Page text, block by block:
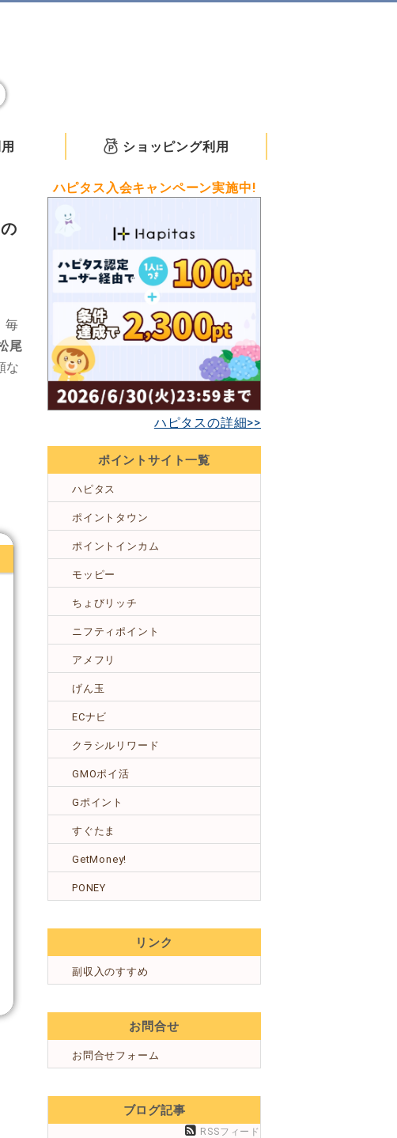
ショッピング利用
毎
尾
な
ハピタス入会キャンペーン実施中!
ハピタスの詳細>>
ポイントサイト一覧
ハピタス
ポイントタウン
ポイントインカム
モッピー
ちょびリッチ
ニフティポイント
アメフリ
げん玉
ECナビ
クラシルリワード
GMOポイ活
Gポイント
すぐたま
GetMoney!
PONEY
リンク
副収入のすすめ
お問合せ
お問合せフォーム
ブログ記事
RSSフィード